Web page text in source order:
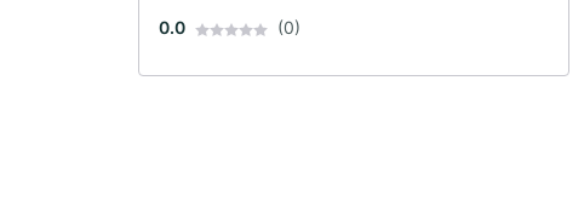
0.0 (0)